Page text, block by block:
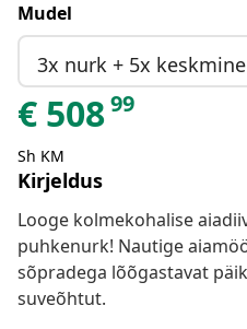
Mudel
3x nurk + 5x
€ 50899
Sh KM
Kirjeldus
Looge kolmekohalise
puhkenurk! Nautige
sõpradega lõõgastavat
suveõhtut.